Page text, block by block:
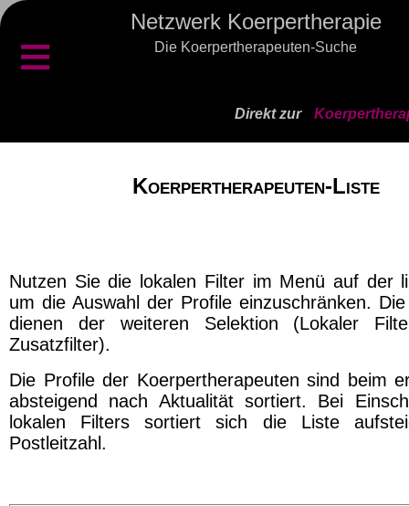
Netzwerk Koerpertherapie
Die Koerpertherapeuten-Suche
≡
Direkt zur
Koerpertherapeuten-Liste
Nutzen Sie die lokalen Filter im Menü auf der
um die Auswahl der Profile einzuschränken.
dienen der weiteren Selektion (Lokaler
Zusatzfilter).
Die Profile der Koerpertherapeuten sind beim
absteigend nach Aktualität sortiert. Bei
lokalen Filters sortiert sich die Liste
Postleitzahl.